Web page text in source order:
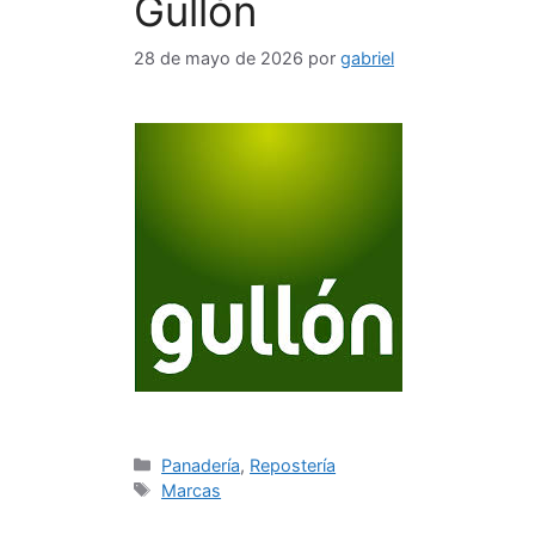
Gullón
28 de mayo de 2026 por gabriel
Categorías
Panadería, Repostería
Etiquetas
Marcas